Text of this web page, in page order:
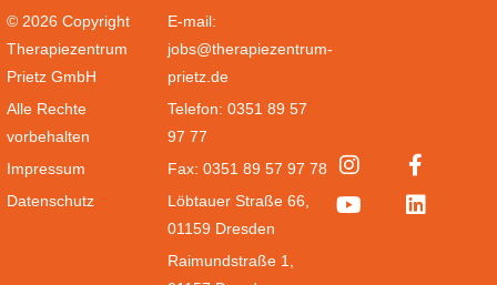
E-mail:
jobs@therapiezentrum-
prietz.de
Telefon: 0351 89 57
97 77
Fax: 0351 89 57 97 78
Löbtauer Straße 66,
01159 Dresden
Raimundstraße 1,
© 2026 Copyright
Therapiezentrum
Prietz GmbH
Alle Rechte
vorbehalten
Impressum
Datenschutz